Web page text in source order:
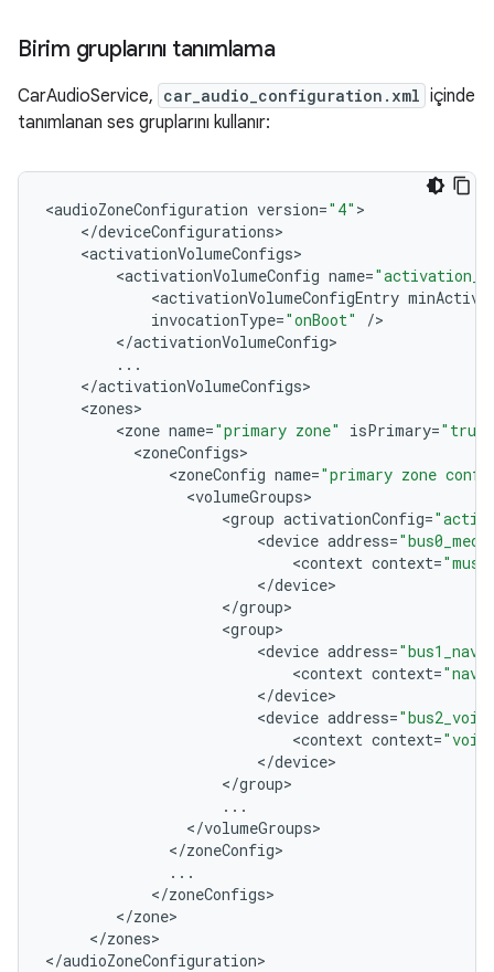
Birim gruplarını tanımlama
CarAudioService, car_audio_configuration.xml içinde
tanımlanan ses gruplarını kullanır:
<audioZoneConfiguration version="4"
</deviceConfigurations
<activationVolumeConfigs
<activationVolumeConfig name=
<activationVolumeConfigEntry
invocationType="onBoot" /
</activationVolumeConfig
...
</activationVolumeConfigs
<zones
<zone name="primary zone" isPrimary="true"
<zoneConfigs
<zoneConfig name="primary zone
<volumeGroups
<group activationConfig=
<device address=
<context context=
</device
</group
<group
<device address=
<context context=
</device
<device address=
<context context=
</device
</group
...
</volumeGroups
</zoneConfig
...
</zoneConfigs
</zone
</zones>
</audioZoneConfiguration